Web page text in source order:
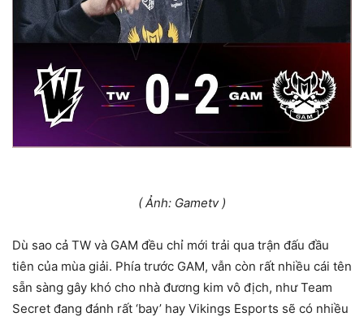
( Ảnh: Gametv )
Dù sao cả TW và GAM đều chỉ mới trải qua trận đấu đầu
tiên của mùa giải. Phía trước GAM, vẫn còn rất nhiều cái tên
sẵn sàng gây khó cho nhà đương kim vô địch, như Team
Secret đang đánh rất ‘bay’ hay Vikings Esports sẽ có nhiều